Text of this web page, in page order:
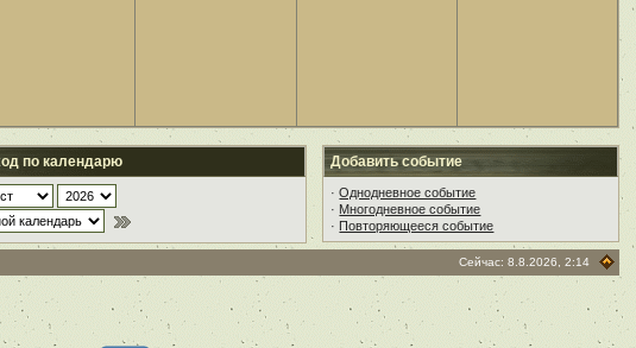
по календарю Добавить событие
·Однодневное событие
· Многодневное событие
· Повторяющееся событие
Сейчас: 8.8.2026, 2:14